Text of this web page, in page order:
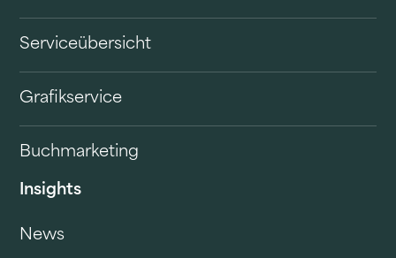
Serviceübersicht
Grafikservice
Buchmarketing
Insights
News